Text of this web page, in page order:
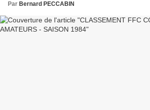
Par Bernard PECCABIN